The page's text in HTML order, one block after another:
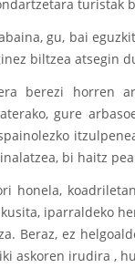
turistak
gu, bai
biltzea atsegin
berezi horren
gure
bi haitz
honela,
iparraldeko
Beraz, ez
askoren irudira ,